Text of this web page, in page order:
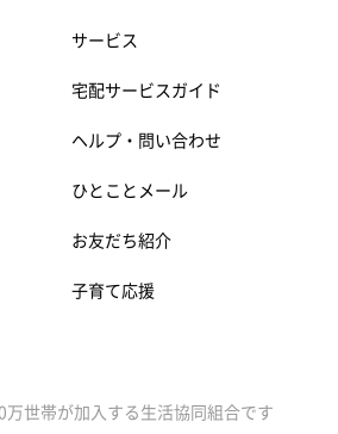
サービス
宅配サービスガイド
ヘルプ・問い合わせ
ひとことメール
お友だち紹介
子育て応援
万世帯が加入する生活協同組合です